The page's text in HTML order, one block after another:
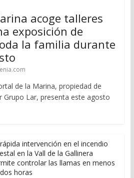
acoge talleres
exposición de
la familia durante
de la Marina, propiedad de
Grupo Lar, presenta este agosto
intervención en el incendio
en la Vall de la Gallinera
controlar las llamas en menos
horas